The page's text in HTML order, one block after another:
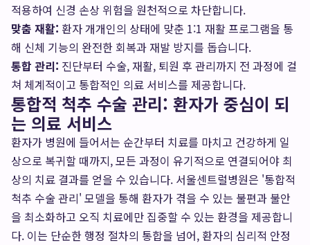
적용하여 신경 손상 위험을 원천적으로 차단합니다.
맞춤 재활: 환자 개개인의 상태에 맞춘 1:1 재활 프로그램을 통
해 신체 기능의 완전한 회복과 재발 방지를 돕습니다.
통합 관리: 진단부터 수술, 재활, 퇴원 후 관리까지 전 과정에 걸
쳐 체계적이고 통합적인 의료 서비스를 제공합니다.
통합적 척추 수술 관리: 환자가 중심이 되
는 의료 서비스
환자가 병원에 들어서는 순간부터 치료를 마치고 건강하게 일
상으로 복귀할 때까지, 모든 과정이 유기적으로 연결되어야 최
상의 치료 결과를 얻을 수 있습니다. 서울센트럴병원은 '통합적
척추 수술 관리' 모델을 통해 환자가 겪을 수 있는 불편과 불안
을 최소화하고 오직 치료에만 집중할 수 있는 환경을 제공합니
다. 이는 단순한 행정 절차의 통합을 넘어, 환자의 심리적 안정